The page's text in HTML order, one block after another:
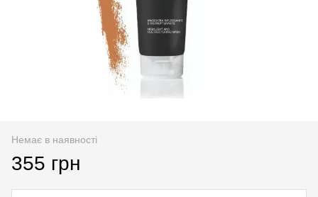
Немає в наявності
355 грн